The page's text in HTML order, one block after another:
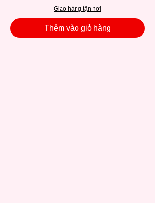
Giao hàng tận nơi
Thêm vào giỏ hàng